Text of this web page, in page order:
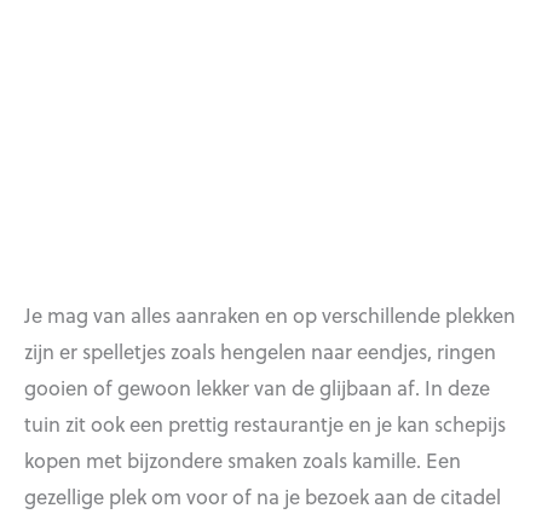
Je mag van alles aanraken en op verschillende plekken
zijn er spelletjes zoals hengelen naar eendjes, ringen
gooien of gewoon lekker van de glijbaan af. In deze
tuin zit ook een prettig restaurantje en je kan schepijs
kopen met bijzondere smaken zoals kamille. Een
gezellige plek om voor of na je bezoek aan de citadel